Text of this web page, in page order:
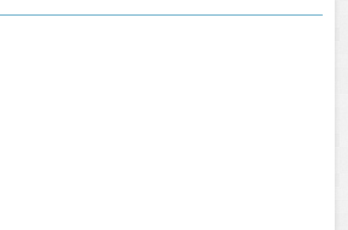
поведением, а психиатрия –